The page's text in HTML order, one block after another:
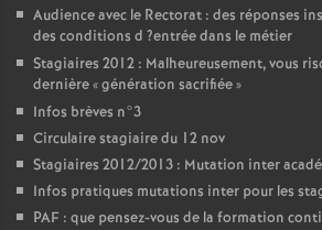
Audience avec le Rectorat : des réponses
des conditions d ?entrée dans le métier
Stagiaires 2012 : Malheureusement, vous
dernière «génération sacrifiée»
Infos brèves n°3
Circulaire stagiaire du 12 nov
Stagiaires 2012/2013 : Mutation inter
Infos pratiques mutations inter pour les
PAF : que pensez-vous de la formation